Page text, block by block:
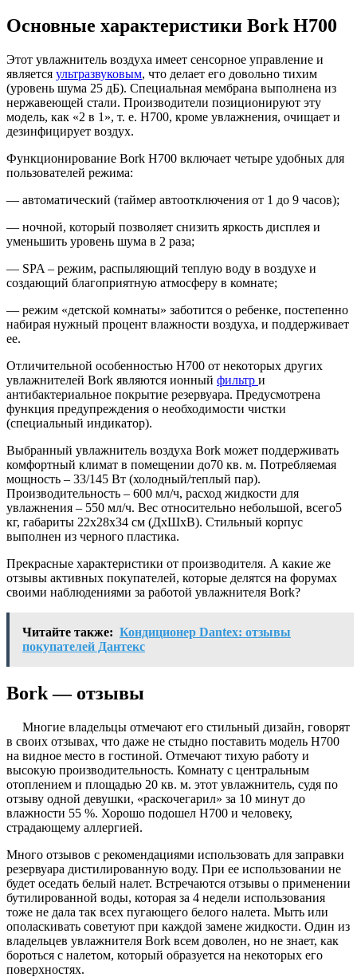
Основные характеристики Bork Н700
Этот увлажнитель воздуха имеет сенсорное управление и
является ультразвуковым, что делает его довольно тихим
(уровень шума 25 дБ). Специальная мембрана выполнена из
нержавеющей стали. Производители позиционируют эту
модель, как «2 в 1», т. е. Н700, кроме увлажнения, очищает и
дезинфицирует воздух.
Функционирование Bork Н700 включает четыре удобных для
пользователей режима:
— автоматический (таймер автоотключения от 1 до 9 часов);
— ночной, который позволяет снизить яркость дисплея и
уменьшить уровень шума в 2 раза;
— SPA – режим, распыляющий теплую воду в воздухе и
создающий благоприятную атмосферу в комнате;
— режим «детской комнаты» заботится о ребенке, постепенно
набирая нужный процент влажности воздуха, и поддерживает
ее.
Отличительной особенностью Н700 от некоторых других
увлажнителей Bork являются ионный фильтр и
антибактериальное покрытие резервуара. Предусмотрена
функция предупреждения о необходимости чистки
(специальный индикатор).
Выбранный увлажнитель воздуха Bork может поддерживать
комфортный климат в помещении до70 кв. м. Потребляемая
мощность – 33/145 Вт (холодный/теплый пар).
Производительность – 600 мл/ч, расход жидкости для
увлажнения – 550 мл/ч. Вес относительно небольшой, всего5
кг, габариты 22х28х34 см (ДхШхВ). Стильный корпус
выполнен из черного пластика.
Прекрасные характеристики от производителя. А какие же
отзывы активных покупателей, которые делятся на форумах
своими наблюдениями за работой увлажнителя Bork?
Читайте также: Кондиционер Dantex: отзывы
покупателей Дантекс
Bork — отзывы
Многие владельцы отмечают его стильный дизайн, говорят
в своих отзывах, что даже не стыдно поставить модель Н700
на видное место в гостиной. Отмечают тихую работу и
высокую производительность. Комнату с центральным
отоплением и площадью 20 кв. м. этот увлажнитель, судя по
отзыву одной девушки, «раскочегарил» за 10 минут до
влажности 55 %. Хорошо подошел Н700 и человеку,
страдающему аллергией.
Много отзывов с рекомендациями использовать для заправки
резервуара дистилированную воду. При ее использовании не
будет оседать белый налет. Встречаются отзывы о применении
бутилированной воды, которая за 4 недели использования
тоже не дала так всех пугающего белого налета. Мыть или
ополаскивать советуют при каждой замене жидкости. Один из
владельцев увлажнителя Bork всем доволен, но не знает, как
бороться с налетом, который образуется на некоторых его
поверхностях.